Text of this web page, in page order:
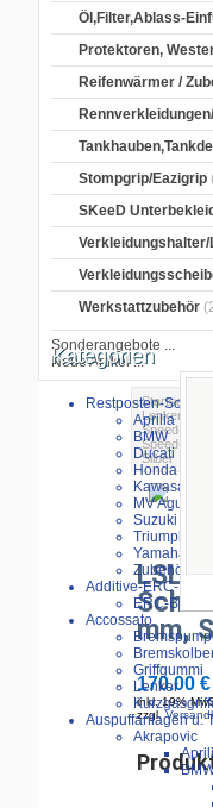
Öl,Filter,Ablass-
Protektoren,
Reifenwärmer /
Stompgrip/Eazigrip
SKeeD
Verkleidungshalter/
Werkstattzubehör
Sonderangebote ...
Neue Artikel ...
Kategorien
Restposten-
Aprilia
BMW
Ducati
Honda
Kawasaki
MV Agusta
Suzuki
Triumph
Yamaha
Zubehör
Additive-ERC-Bike
ERC-Bike
Accossato
Griffgummi
Lenker
Auspuffanlagen u.
Akrapovic
Startseite
Lenker
Speed-
Speed-
Silber
LSL
mm,
170.00 €
inkl. 19%
zzgl.